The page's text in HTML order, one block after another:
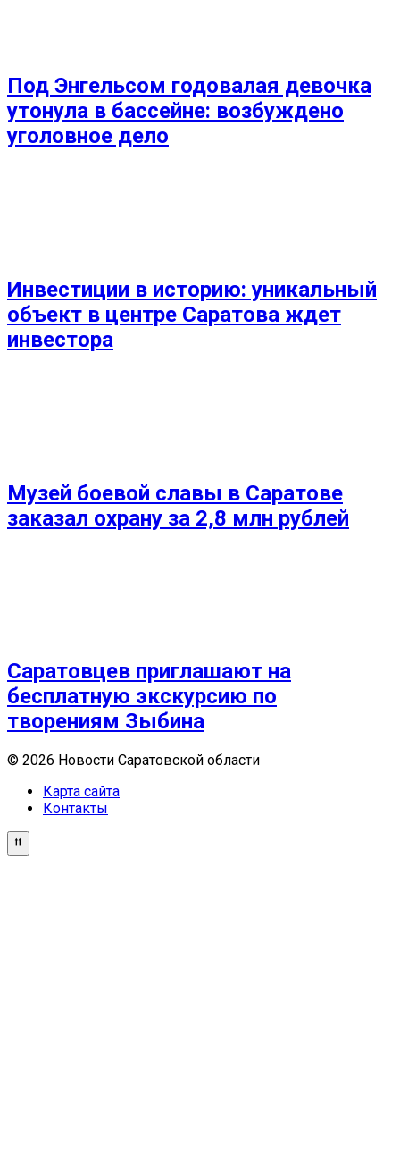
Под Энгельсом годовалая девочка
утонула в бассейне: возбуждено
уголовное дело
Инвестиции в историю: уникальный
объект в центре Саратова ждет
инвестора
Музей боевой славы в Саратове
заказал охрану за 2,8 млн рублей
Саратовцев приглашают на
бесплатную экскурсию по
творениям Зыбина
© 2026 Новости Саратовской области
Карта сайта
Контакты